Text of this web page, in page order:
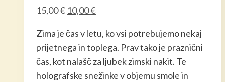
15,00€ Izvirna
je
bila:
15,00 €.
10,00€Trenutna
je:
10,00 €.
Zima je čas v letu, ko vsi potrebujemo nekaj
prijetnega in toplega. Prav tako je praznični
čas, kot nalašč za ljubek zimski nakit. Te
holografske snežinke v objemu smole in